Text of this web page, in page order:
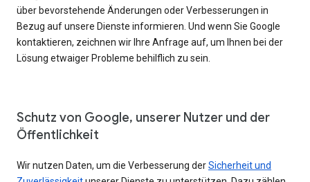
über bevorstehende Änderungen oder Verbesserungen in
Bezug auf unsere Dienste informieren. Und wenn Sie Google
kontaktieren, zeichnen wir Ihre Anfrage auf, um Ihnen bei der
Lösung etwaiger Probleme behilflich zu sein.
Schutz von Google, unserer Nutzer und der
Öffentlichkeit
Wir nutzen Daten, um die Verbesserung derSicherheit und